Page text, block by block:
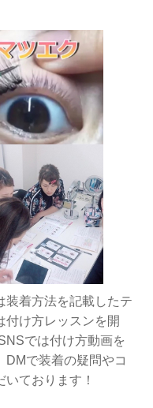
装着方法を記載したテ
付け方レッスンを開
では付け方動画を
DMで装着の疑問やコ
ております！